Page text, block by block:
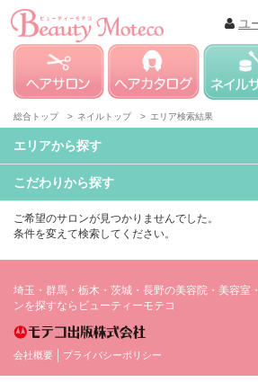
ユ
総合トップ > ネイルトップ > エリア検索結果
エリアから探す
こだわりから探す
ご希望のサロンが見つかりませんでした。
条件を変えて検索してください。
埼玉・群馬・栃木・茨城・長野の美容院・美容室
ンを探すならビューティーモテコ
会社概要 プライバシーポリシー